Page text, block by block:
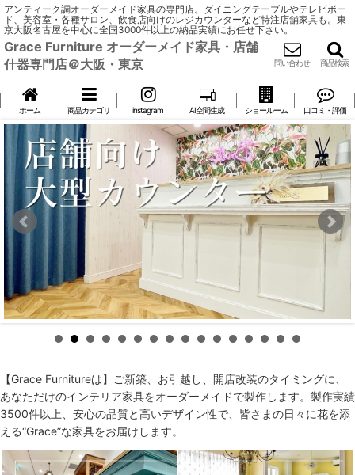
アンティーク調オーダーメイド家具の専門店。ダイニングテーブルやテレビボー
ド、美容室・各種サロン、飲食店向けのレジカウンターなど特注店舗家具も。東
京大阪名古屋を中心に全国3000件以上の納品実績にお任せ下さい。
Grace Furniture オーダーメイド家具・店舗
什器専門店＠大阪・東京
問い合わせ 商品検索
ホーム 商品カテゴリ instagram AI空間生成 ショールーム 口コミ・評価
【Grace Furnitureは】ご新築、お引越し、開店改装のタイミングに、
あなただけのインテリア家具をオーダーメイドで製作します。製作実績
3500件以上、安心の品質と高いデザイン性で、皆さまの日々に花を添
える“Grace”な家具をお届けします。